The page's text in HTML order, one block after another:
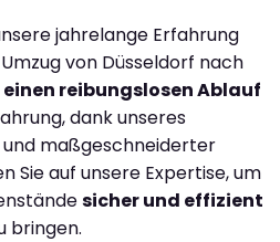
jahrelange Erfahrung
von Düsseldorf nach
reibungslosen Ablauf
dank unseres
maßgeschneiderter
Sie auf unsere Expertise, um
sicher und effizient
bringen.